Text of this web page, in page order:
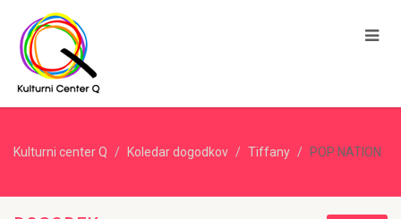
Kulturni center Q Koledar dogodkov Tiffany POP NATION